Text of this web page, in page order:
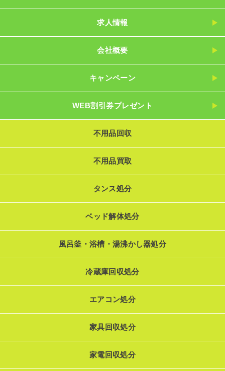
求人情報
会社概要
キャンペーン
WEB割引券プレゼント
不用品回収
不用品買取
タンス処分
ベッド解体処分
風呂釜・浴槽・湯沸かし器処分
冷蔵庫回収処分
エアコン処分
家具回収処分
家電回収処分